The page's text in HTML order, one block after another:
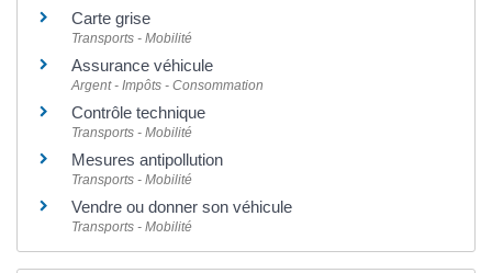
Carte grise
Transports - Mobilité
Assurance véhicule
Argent - Impôts - Consommation
Contrôle technique
Transports - Mobilité
Mesures antipollution
Transports - Mobilité
Vendre ou donner son véhicule
Transports - Mobilité